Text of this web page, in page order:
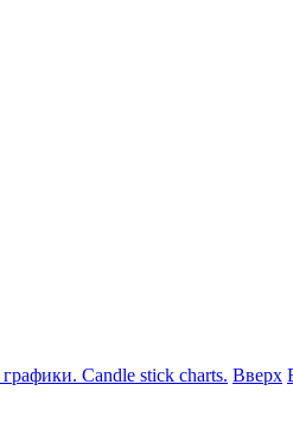
Candle stick charts. Вверх